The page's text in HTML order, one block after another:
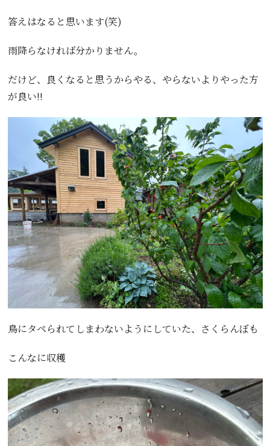
答えはなると思います(笑)
雨降らなければ分かりません。
だけど、良くなると思うからやる、やらないよりやった方
が良い!!
鳥にタペられてしまわないようにしていた、さくらんぼも
こんなに収穫